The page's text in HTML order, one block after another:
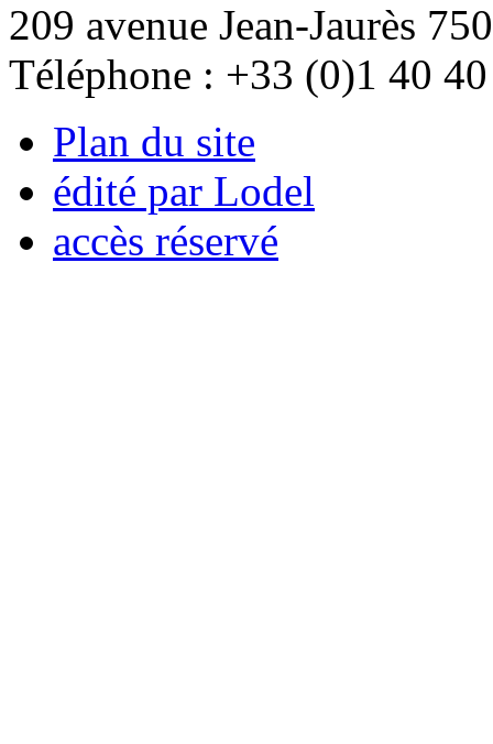
209 avenue Jean-Jaurès
Téléphone : +33 (0)1 40
Plan du site
édité par Lodel
accès réservé